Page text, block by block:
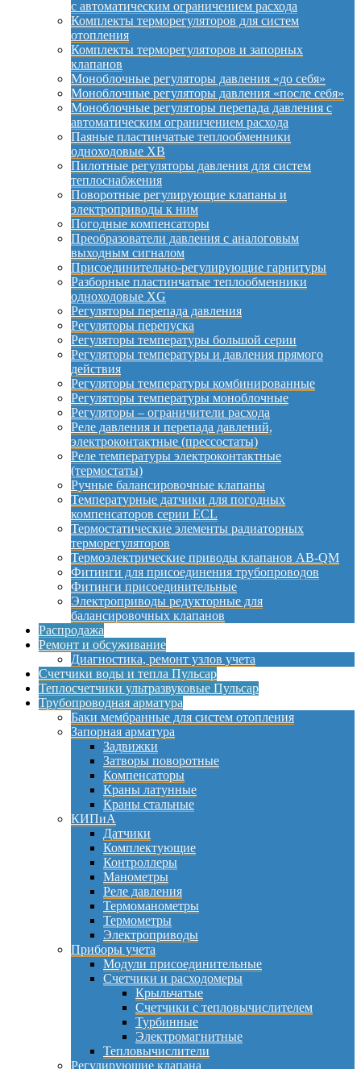
с автоматическим ограничением расхода
Комплекты терморегуляторов для систем
отопления
Комплекты терморегуляторов и запорных
клапанов
Моноблочные регуляторы давления «до себя»
Моноблочные регуляторы давления «после себя»
Моноблочные регуляторы перепада давления с
автоматическим ограничением расхода
Паяные пластинчатые теплообменники
одноходовые XB
Пилотные регуляторы давления для систем
теплоснабжения
Поворотные регулирующие клапаны и
электроприводы к ним
Погодные компенсаторы
Преобразователи давления с аналоговым
выходным сигналом
Присоединительно-регулирующие гарнитуры
Разборные пластинчатые теплообменники
одноходовые XG
Регуляторы перепада давления
Регуляторы перепуска
Регуляторы температуры большой серии
Регуляторы температуры и давления прямого
действия
Регуляторы температуры комбинированные
Регуляторы температуры моноблочные
Регуляторы – ограничители расхода
Реле давления и перепада давлений,
электроконтактные (прессостаты)
Реле температуры электроконтактные
(термостаты)
Ручные балансировочные клапаны
Температурные датчики для погодных
компенсаторов серии ECL
Термостатические элементы радиаторных
терморегуляторов
Термоэлектрические приводы клапанов AB-QM
Фитинги для присоединения трубопроводов
Фитинги присоединительные
Электроприводы редукторные для
балансировочных клапанов
Распродажа
Ремонт и обсуживание
Диагностика, ремонт узлов учета
Счетчики воды и тепла Пульсар
Теплосчетчики ультразвуковые Пульсар
Трубопроводная арматура
Баки мембранные для систем отопления
Запорная арматура
Задвижки
Затворы поворотные
Компенсаторы
Краны латунные
Краны стальные
КИПиА
Датчики
Комплектующие
Контроллеры
Манометры
Реле давления
Термоманометры
Термометры
Электроприводы
Приборы учета
Модули присоединительные
Счетчики и расходомеры
Крыльчатые
Счетчики с тепловычислителем
Турбинные
Электромагнитные
Тепловычислители
Регулирующие клапана